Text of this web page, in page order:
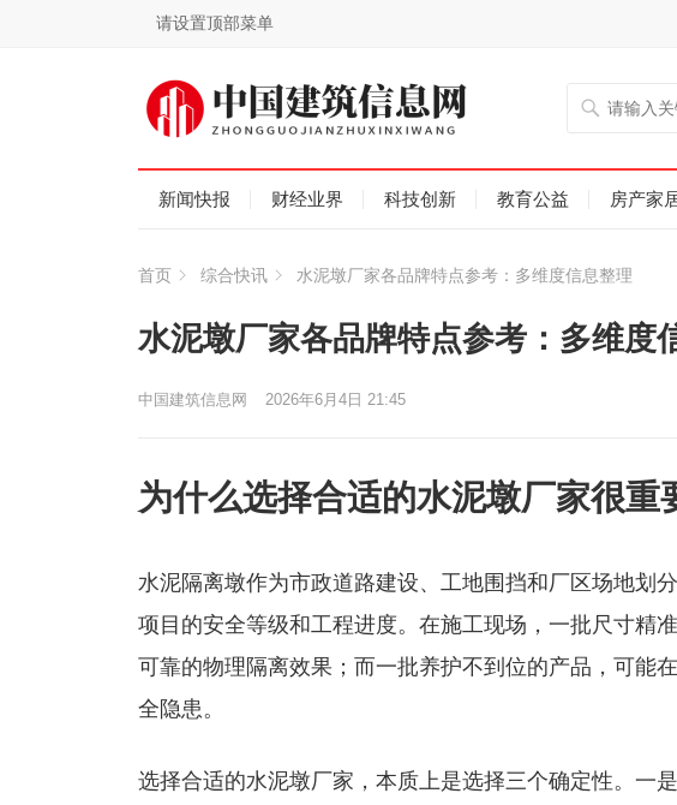
请设置顶部菜单
新闻快报 财经业界 科技创新 教育公益 房产家
首页 综合快讯 水泥墩厂家各品牌特点参考：多维度信息整理
水泥墩厂家各品牌特点参考：多维度
中国建筑信息网 2026年6月4日 21:45
为什么选择合适的水泥墩厂家很重
水泥隔离墩作为市政道路建设、工地围挡和厂区场地划
项目的安全等级和工程进度。在施工现场，一批尺寸精
可靠的物理隔离效果；而一批养护不到位的产品，可能
全隐患。
选择合适的水泥墩厂家，本质上是选择三个确定性。